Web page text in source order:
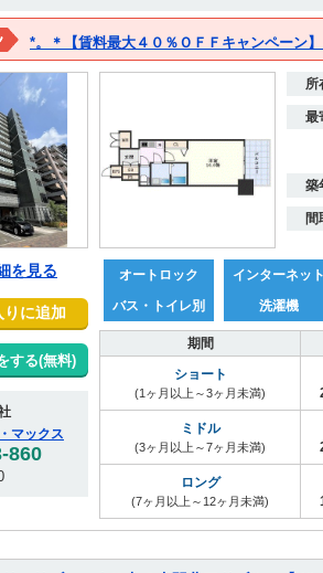
*。＊【賃料最大４０％ＯＦＦキャンペーン
※２０２７年３月１５日までの期間限定！！
※表示料金は割引後の価格となります。
所
最
築
間
を見る
に追加
する(無料)
マックス
860
オートロック インターネット
バス・トイレ別
洗濯機
期間
ショート
(1ヶ月以上～3ヶ月未満)
ミドル
(3ヶ月以上～7ヶ月未満)
ロング
(7ヶ月以上～12ヶ月未満)